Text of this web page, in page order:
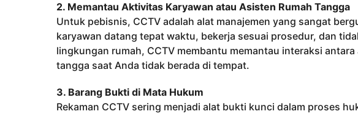
2. Memantau Aktivitas Karyawan atau Asisten Rumah Tangga
Untuk pebisnis, CCTV adalah alat manajemen yang sangat
karyawan datang tepat waktu, bekerja sesuai prosedur, dan
lingkungan rumah, CCTV membantu memantau interaksi
tangga saat Anda tidak berada di tempat.
3. Barang Bukti di Mata Hukum
Rekaman CCTV sering menjadi alat bukti kunci dalam proses